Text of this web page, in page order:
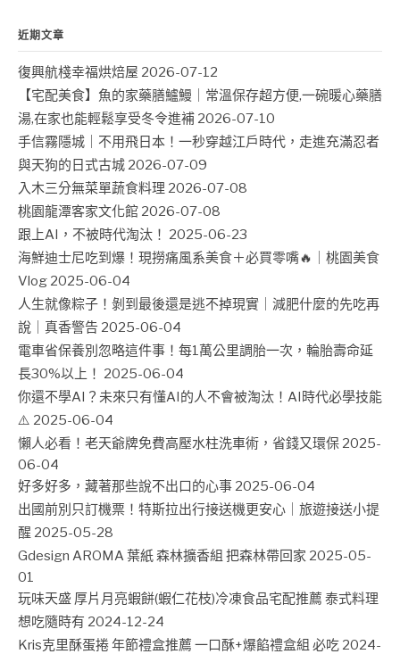
近期文章
復興航棧幸福烘焙屋 2026-07-12
【宅配美食】魚的家藥膳鱸鰻｜常溫保存超方便,一碗暖心藥膳
湯,在家也能輕鬆享受冬令進補 2026-07-10
手信霧隱城｜不用飛日本！一秒穿越江戶時代，走進充滿忍者
與天狗的日式古城 2026-07-09
入木三分無菜單蔬食料理 2026-07-08
桃園龍潭客家文化館 2026-07-08
跟上AI，不被時代淘汰！ 2025-06-23
海鮮迪士尼吃到爆！現撈痛風系美食＋必買零嘴🔥｜桃園美食
Vlog 2025-06-04
人生就像粽子！剝到最後還是逃不掉現實｜減肥什麼的先吃再
說｜真香警告 2025-06-04
電車省保養別忽略這件事！每1萬公里調胎一次，輪胎壽命延
長30%以上！ 2025-06-04
你還不學AI？未來只有懂AI的人不會被淘汰！AI時代必學技能
⚠️ 2025-06-04
懶人必看！老天爺牌免費高壓水柱洗車術，省錢又環保 2025-
06-04
好多好多，藏著那些說不出口的心事 2025-06-04
出國前別只訂機票！特斯拉出行接送機更安心｜旅遊接送小提
醒 2025-05-28
Gdesign AROMA 葉紙 森林擴香組 把森林帶回家 2025-05-
01
玩味天盛 厚片月亮蝦餅(蝦仁花枝)冷凍食品宅配推薦 泰式料理
想吃隨時有 2024-12-24
Kris克里酥蛋捲 年節禮盒推薦 一口酥+爆餡禮盒組 必吃 2024-